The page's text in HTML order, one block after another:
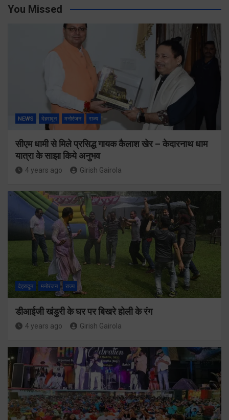
You Missed
NEWS देहरादून मनोरंजन राज्य
सीएम धामी से मिले प्रसिद्ध गायक कैलाश खेर – केदारनाथ धाम
यात्रा के साझा किये अनुभव
4 years ago Girish Gairola
देहरादून मनोरंजन राज्य
डीआईजी खंडुरी के घर पर बिखरे होली के रंग
4 years ago Girish Gairola